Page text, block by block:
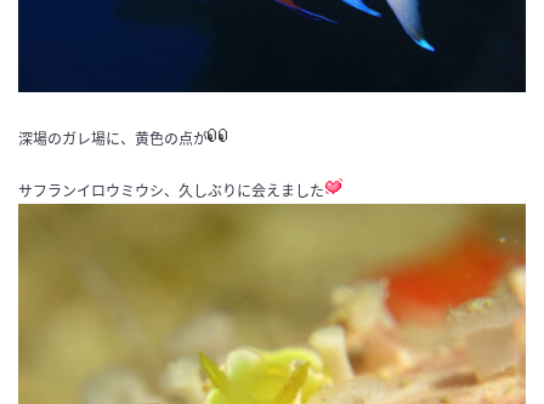
深場のガレ場に、黄色の点が
サフランイロウミウシ、久しぶりに会えました